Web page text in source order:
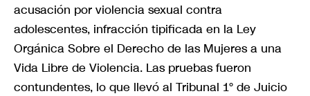
acusación por violencia sexual contra
adolescentes, infracción tipificada en la Ley
Orgánica Sobre el Derecho de las Mujeres a una
Vida Libre de Violencia. Las pruebas fueron
contundentes, lo que llevó al Tribunal 1° de Juicio